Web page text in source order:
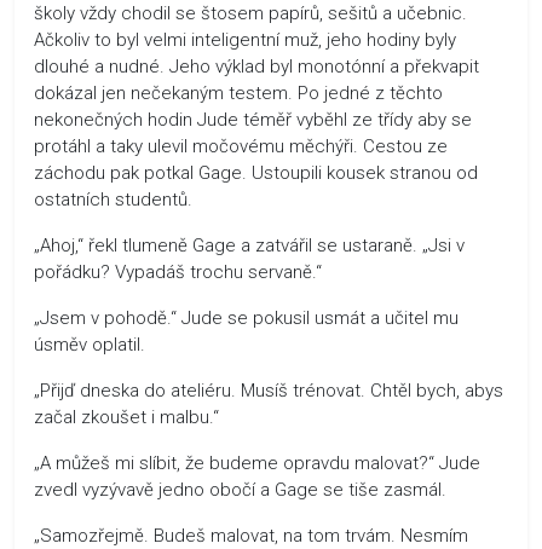
školy vždy chodil se štosem papírů, sešitů a učebnic.
Ačkoliv to byl velmi inteligentní muž, jeho hodiny byly
dlouhé a nudné. Jeho výklad byl monotónní a překvapit
dokázal jen nečekaným testem. Po jedné z těchto
nekonečných hodin Jude téměř vyběhl ze třídy aby se
protáhl a taky ulevil močovému měchýři. Cestou ze
záchodu pak potkal Gage. Ustoupili kousek stranou od
ostatních studentů.
„Ahoj,“ řekl tlumeně Gage a zatvářil se ustaraně. „Jsi v
pořádku? Vypadáš trochu servaně.“
„Jsem v pohodě.“ Jude se pokusil usmát a učitel mu
úsměv oplatil.
„Přijď dneska do ateliéru. Musíš trénovat. Chtěl bych, abys
začal zkoušet i malbu.“
„A můžeš mi slíbit, že budeme opravdu malovat?“ Jude
zvedl vyzývavě jedno obočí a Gage se tiše zasmál.
„Samozřejmě. Budeš malovat, na tom trvám. Nesmím